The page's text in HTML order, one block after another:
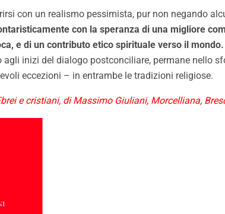
con un realismo pessimista, pur non negando
con la speranza di una migliore
e di un contributo etico spirituale verso il mondo.
inizi del dialogo postconciliare, permane nello
eccezioni – in entrambe le tradizioni religiose.
e cristiani, di Massimo Giuliani, Morcelliana,